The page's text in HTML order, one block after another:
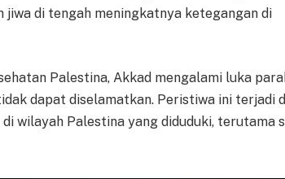
di tengah meningkatnya ketegangan di
Palestina, Akkad mengalami luka
dapat diselamatkan. Peristiwa ini terjadi
wilayah Palestina yang diduduki, terutama